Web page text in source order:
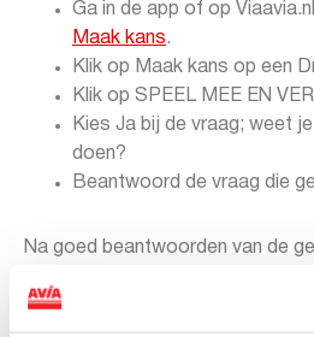
Ga in de app of op
Maak kans.
Klik op Maak kans op een
Klik op SPEEL MEE EN
Kies Ja bij de vraag; weet
doen?
Beantwoord de vraag die
Na goed beantwoorden van de
gratis 20 extra spaarpunten.